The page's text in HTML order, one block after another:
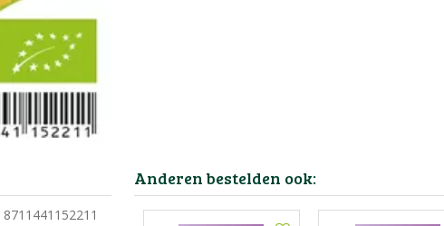
8711441152211
Anderen bestelden ook: